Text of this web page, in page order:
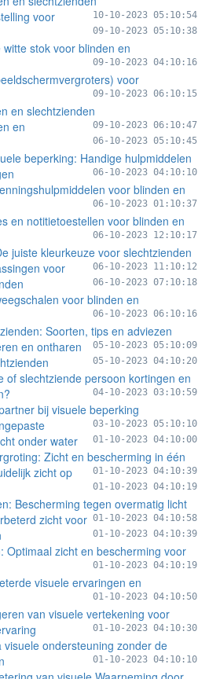
10-10-2023 05:10:54
voor
09-10-2023 05:10:38
stok voor blinden en
09-10-2023 04:10:16
voor
09-10-2023 06:10:15
en slechtzienden
09-10-2023 06:10:47
en
06-10-2023 05:10:45
beperking: Handige hulpmiddelen
06-10-2023 04:10:10
voor blinden en
06-10-2023 01:10:37
en notitietoestellen voor blinden en
06-10-2023 12:10:17
juiste kleurkeuze voor slechtzienden
06-10-2023 11:10:12
voor
06-10-2023 07:10:18
voor blinden en
06-10-2023 06:10:16
Soorten, tips en adviezen
05-10-2023 05:10:09
en ontharen
05-10-2023 04:10:20
of slechtziende persoon kortingen en
04-10-2023 03:10:59
bij visuele beperking
03-10-2023 05:10:10
onder water
01-10-2023 04:10:00
Zicht en bescherming in één
01-10-2023 04:10:39
zicht op
01-10-2023 04:10:19
Bescherming tegen overmatig licht
01-10-2023 04:10:58
zicht voor
01-10-2023 04:10:39
Optimaal zicht en bescherming voor
01-10-2023 04:10:19
visuele ervaringen en
01-10-2023 04:10:50
van visuele vertekening voor
01-10-2023 04:10:30
visuele ondersteuning zonder de
01-10-2023 04:10:10